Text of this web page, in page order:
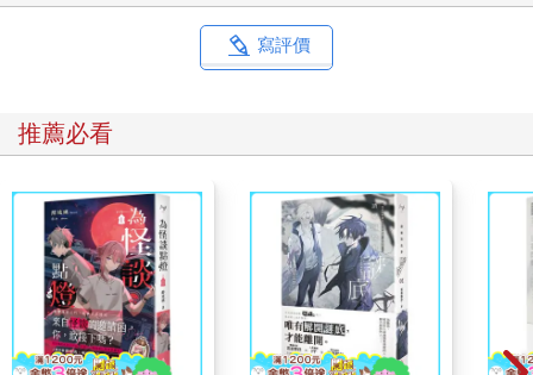
寫評價
推薦必看